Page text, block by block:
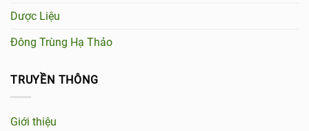
Dược Liệu
Đông Trùng Hạ Thảo
TRUYỀN THÔNG
Giới thiệu